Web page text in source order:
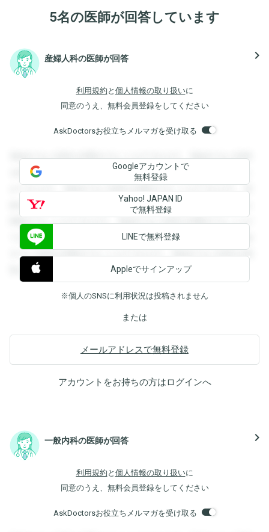
5名の医師が回答しています
産婦人科の医師が回答 navigate_next
利用規約 と 個人情報の取り扱いに
同意のうえ、無料会員登録をしてください
AskDoctorsお役立ちメルマガを受け取る
登録すると回答を閲覧することができます。登録すると回答
を閲覧することができます。登録すると回答を閲覧すること
ができます。登録すると回答を閲覧することができます。登
録すると回答を閲覧することができます。登録すると回答を
閲覧することができます。登録すると回答を閲覧することが
できます。登録すると回答を閲覧することができます。登録
すると回答を閲覧することができます。登録すると回答を閲
覧することができます。
Googleアカウントで
無料登録
Yahoo! JAPAN ID
で無料登録
LINEで無料登録
Appleでサインアップ
※個人のSNSに利用状況は投稿されません
または
メールアドレスで無料登録
アカウントをお持ちの方はログインへ
一般内科の医師が回答 navigate_next
利用規約 と 個人情報の取り扱いに
同意のうえ、無料会員登録をしてください
AskDoctorsお役立ちメルマガを受け取る